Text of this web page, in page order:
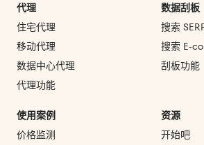
代理
住宅代理
移动代理
数据中心代理
代理功能
数据刮板
搜索
搜索
刮板功能
使用案例
价格监测
资源
开始吧